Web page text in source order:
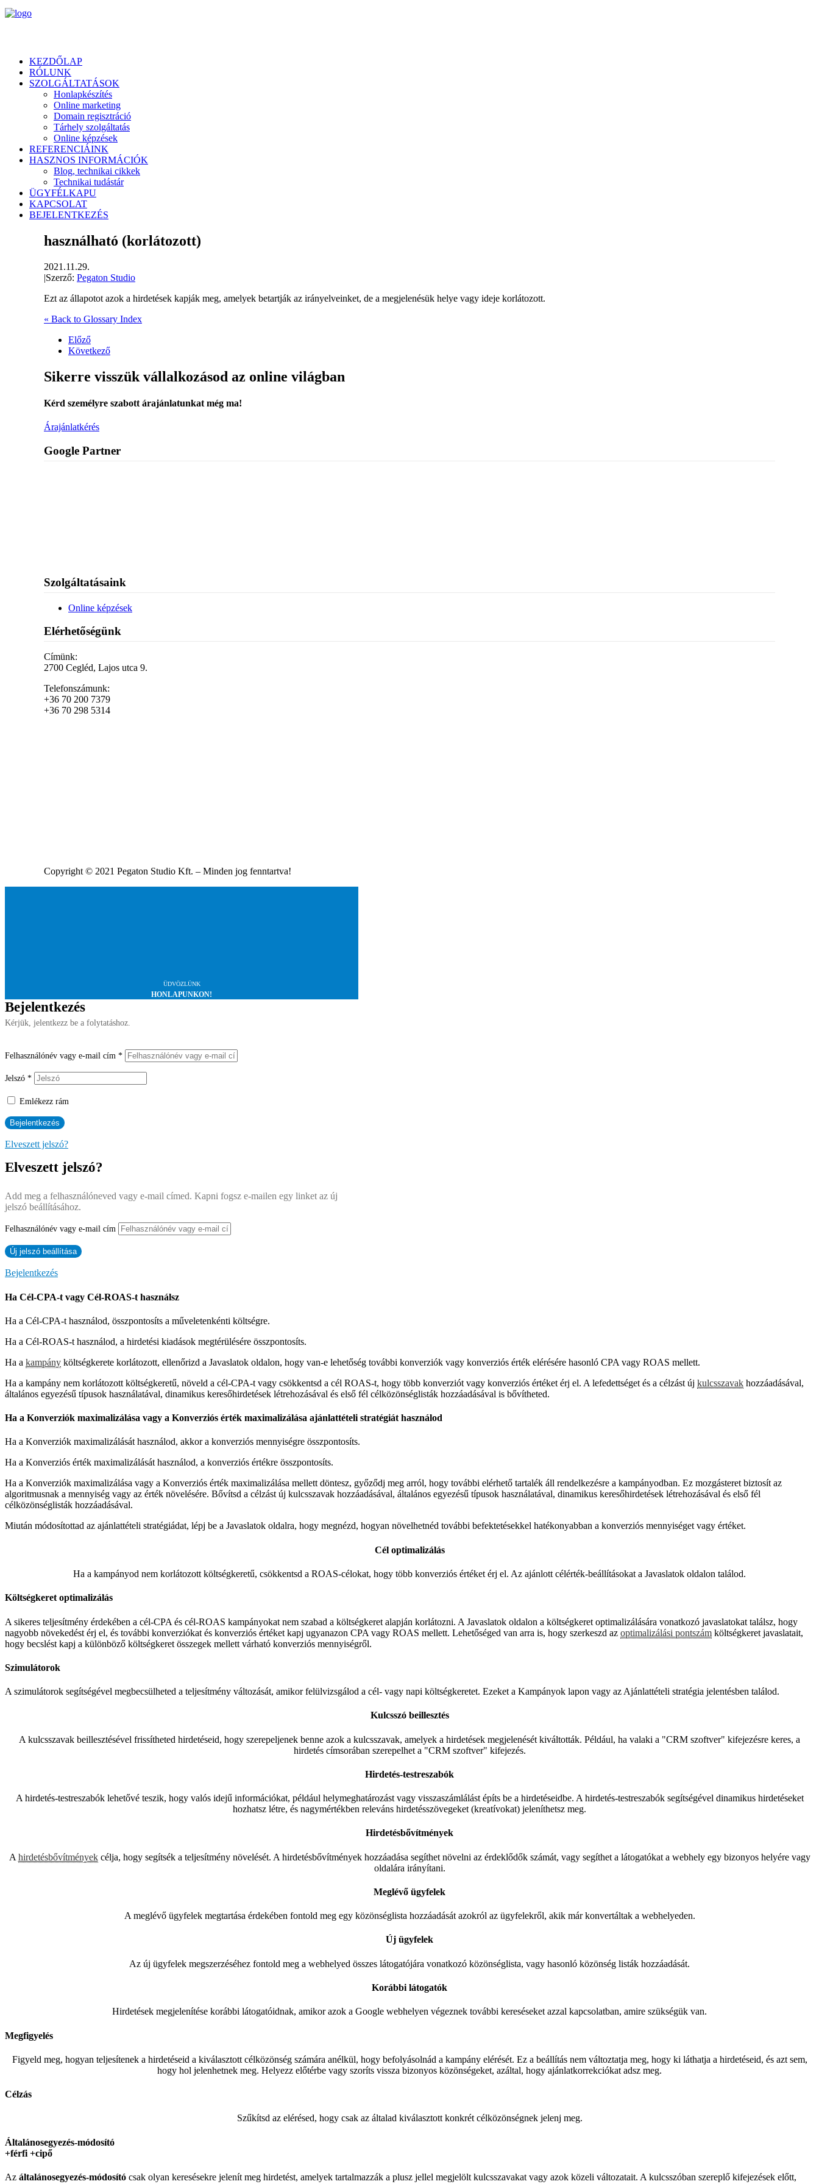
KEZDŐLAP
RÓLUNK
SZOLGÁLTATÁSOK
Honlapkészítés
Online marketing
Domain regisztráció
Tárhely szolgáltatás
Online képzések
REFERENCIÁINK
HASZNOS INFORMÁCIÓK
Blog, technikai cikkek
Technikai tudástár
ÜGYFÉLKAPU
KAPCSOLAT
BEJELENTKEZÉS
használható (korlátozott)
2021.11.29.
|Szerző: Pegaton Studio
Ezt az állapotot azok a hirdetések kapják meg, amelyek betartják az irányelveinket, de a megjelenésük helye vagy ideje korlátozott.
« Back to Glossary Index
Előző
Következő
Sikerre visszük vállalkozásod az online világban
Kérd személyre szabott árajánlatunkat még ma!
Árajánlatkérés
Google Partner
Szolgáltatásaink
Online képzések
Elérhetőségünk
Címünk:
2700 Cegléd, Lajos utca 9.
Telefonszámunk:
+36 70 200 7379
+36 70 298 5314
Copyright © 2021 Pegaton Studio Kft. – Minden jog fenntartva!
ÜDVÖZLÜNK
HONLAPUNKON!
Bejelentkezés
Kérjük, jelentkezz be a folytatáshoz.
Felhasználónév vagy e-mail cím *
Jelszó *
Emlékezz rám
Elveszett jelszó?
Elveszett jelszó?
Add meg a felhasználóneved vagy e-mail címed. Kapni fogsz e-mailen egy linket az új
jelszó beállításához.
Felhasználónév vagy e-mail cím
Bejelentkezés
Ha Cél-CPA-t vagy Cél-ROAS-t használsz
Ha a Cél-CPA-t használod, összpontosíts a műveletenkénti költségre.
Ha a Cél-ROAS-t használod, a hirdetési kiadások megtérülésére összpontosíts.
Ha a kampány költségkerete korlátozott, ellenőrizd a Javaslatok oldalon, hogy van-e lehetőség további konverziók vagy konverziós érték elérésére hasonló CPA vagy ROAS mellett.
Ha a kampány nem korlátozott költségkeretű, növeld a cél-CPA-t vagy csökkentsd a cél ROAS-t, hogy több konverziót vagy konverziós értéket érj el. A lefedettséget és a célzást új kulcsszavak hozzáadásával,
általános egyezésű típusok használatával, dinamikus keresőhirdetések létrehozásával és első fél célközönséglisták hozzáadásával is bővítheted.
Ha a Konverziók maximalizálása vagy a Konverziós érték maximalizálása ajánlattételi stratégiát használod
Ha a Konverziók maximalizálását használod, akkor a konverziós mennyiségre összpontosíts.
Ha a Konverziós érték maximalizálását használod, a konverziós értékre összpontosíts.
Ha a Konverziók maximalizálása vagy a Konverziós érték maximalizálása mellett döntesz, győződj meg arról, hogy további elérhető tartalék áll rendelkezésre a kampányodban. Ez mozgásteret biztosít az
algoritmusnak a mennyiség vagy az érték növelésére. Bővítsd a célzást új kulcsszavak hozzáadásával, általános egyezésű típusok használatával, dinamikus keresőhirdetések létrehozásával és első fél
célközönséglisták hozzáadásával.
Miután módosítottad az ajánlattételi stratégiádat, lépj be a Javaslatok oldalra, hogy megnézd, hogyan növelhetnéd további befektetésekkel hatékonyabban a konverziós mennyiséget vagy értéket.
Cél optimalizálás
Ha a kampányod nem korlátozott költségkeretű, csökkentsd a ROAS-célokat, hogy több konverziós értéket érj el. Az ajánlott célérték-beállításokat a Javaslatok oldalon találod.
Költségkeret optimalizálás
A sikeres teljesítmény érdekében a cél-CPA és cél-ROAS kampányokat nem szabad a költségkeret alapján korlátozni. A Javaslatok oldalon a költségkeret optimalizálására vonatkozó javaslatokat találsz, hogy
nagyobb növekedést érj el, és további konverziókat és konverziós értéket kapj ugyanazon CPA vagy ROAS mellett. Lehetőséged van arra is, hogy szerkeszd az optimalizálási pontszám költségkeret javaslatait,
hogy becslést kapj a különböző költségkeret összegek mellett várható konverziós mennyiségről.
Szimulátorok
A szimulátorok segítségével megbecsülheted a teljesítmény változását, amikor felülvizsgálod a cél- vagy napi költségkeretet. Ezeket a Kampányok lapon vagy az Ajánlattételi stratégia jelentésben találod.
Kulcsszó beillesztés
A kulcsszavak beillesztésével frissítheted hirdetéseid, hogy szerepeljenek benne azok a kulcsszavak, amelyek a hirdetések megjelenését kiváltották. Például, ha valaki a "CRM szoftver" kifejezésre keres, a
hirdetés címsorában szerepelhet a "CRM szoftver" kifejezés.
Hirdetés-testreszabók
A hirdetés-testreszabók lehetővé teszik, hogy valós idejű információkat, például helymeghatározást vagy visszaszámlálást építs be a hirdetéseidbe. A hirdetés-testreszabók segítségével dinamikus hirdetéseket
hozhatsz létre, és nagymértékben releváns hirdetésszövegeket (kreatívokat) jeleníthetsz meg.
Hirdetésbővítmények
A hirdetésbővítményekcélja, hogy segítsék a teljesítmény növelését. A hirdetésbővítmények hozzáadása segíthet növelni az érdeklődők számát, vagy segíthet a látogatókat a webhely egy bizonyos helyére vagy
oldalára irányítani.
Meglévő ügyfelek
A meglévő ügyfelek megtartása érdekében fontold meg egy közönséglista hozzáadását azokról az ügyfelekről, akik már konvertáltak a webhelyeden.
Új ügyfelek
Az új ügyfelek megszerzéséhez fontold meg a webhelyed összes látogatójára vonatkozó közönséglista, vagy hasonló közönség listák hozzáadását.
Korábbi látogatók
Hirdetések megjelenítése korábbi látogatóidnak, amikor azok a Google webhelyen végeznek további kereséseket azzal kapcsolatban, amire szükségük van.
Megfigyelés
Figyeld meg, hogyan teljesítenek a hirdetéseid a kiválasztott célközönség számára anélkül, hogy befolyásolnád a kampány elérését. Ez a beállítás nem változtatja meg, hogy ki láthatja a hirdetéseid, és azt sem,
hogy hol jelenhetnek meg. Helyezz előtérbe vagy szoríts vissza bizonyos közönségeket, azáltal, hogy ajánlatkorrekciókat adsz meg.
Célzás
Szűkítsd az elérésed, hogy csak az általad kiválasztott konkrét célközönségnek jelenj meg.
Általánosegyezés-módosító
+férfi +cipő
Az általánosegyezés-módosító csak olyan keresésekre jelenít meg hirdetést, amelyek tartalmazzák a plusz jellel megjelölt kulcsszavakat vagy azok közeli változatait. A kulcsszóban szereplő kifejezések előtt,